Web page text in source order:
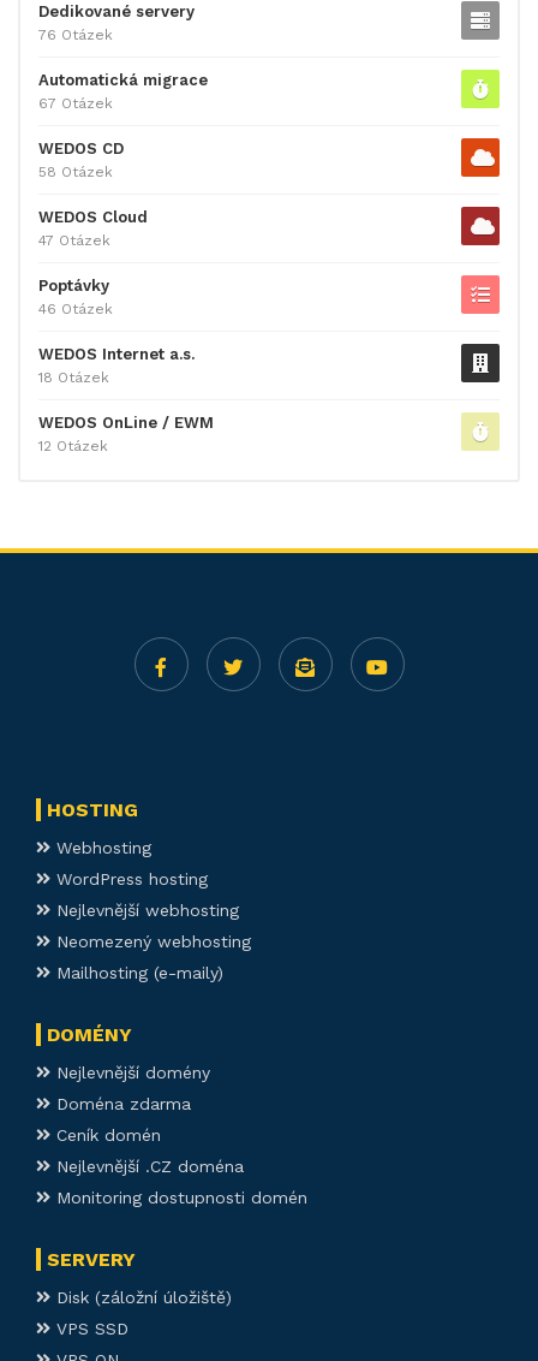
Dedikované servery
76 Otázek
Automatická migrace
67 Otázek
WEDOS CD
58 Otázek
WEDOS Cloud
47 Otázek
Poptávky
46 Otázek
WEDOS Internet a.s.
18 Otázek
WEDOS OnLine / EWM
12 Otázek
HOSTING
Webhosting
WordPress hosting
Nejlevnější webhosting
Neomezený webhosting
Mailhosting (e-maily)
DOMÉNY
Nejlevnější domény
Doména zdarma
Ceník domén
Nejlevnější .CZ doména
Monitoring dostupnosti domén
SERVERY
Disk (záložní úložiště)
VPS SSD